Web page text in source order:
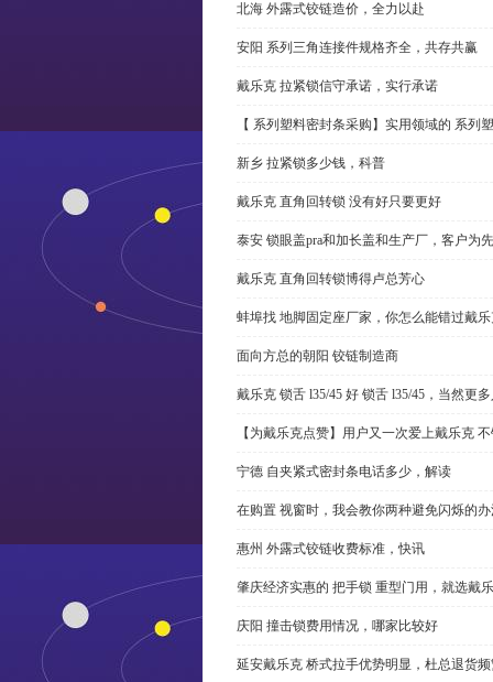
北海 外露式铰链造价，全力以赴
安阳 系列三角连接件规格齐全，共存共赢
戴乐克 拉紧锁信守承诺，实行承诺
【 系列塑料密封条采购】实用领域的 系列
新乡 拉紧锁多少钱，科普
戴乐克 直角回转锁 没有好只要更好
泰安 锁眼盖pra和加长盖和生产厂，客户为先
戴乐克 直角回转锁博得卢总芳心
蚌埠找 地脚固定座厂家，你怎么能错过戴
面向方总的朝阳 铰链制造商
戴乐克 锁舌 l35/45 好 锁舌 l35/45，当然更
【为戴乐克点赞】用户又一次爱上戴乐克
宁德 自夹紧式密封条电话多少，解读
在购置 视窗时，我会教你两种避免闪烁的
惠州 外露式铰链收费标准，快讯
肇庆经济实惠的 把手锁 重型门用，就选戴
庆阳 撞击锁费用情况，哪家比较好
延安戴乐克 桥式拉手优势明显，杜总退货